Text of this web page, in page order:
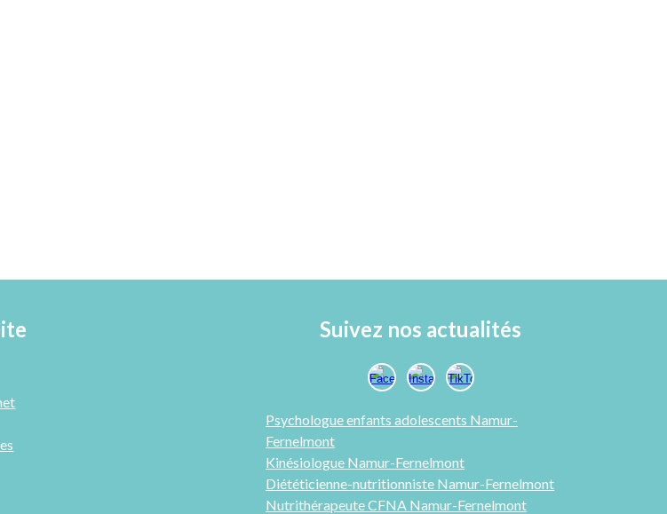
Suivez nos actualités
Psychologue enfants adolescents Namur-
Fernelmont
Kinésiologue Namur-Fernelmont
Diététicienne-nutritionniste Namur-Fernelmont
Nutrithérapeute CFNA Namur-Fernelmont